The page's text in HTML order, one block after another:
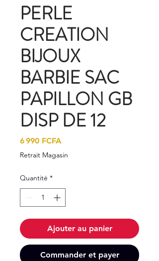
PERLE
CREATION
BIJOUX
BARBIE SAC
PAPILLON GB
DISP DE 12
6 990 FCFA
Retrait Magasin
Quantité *
Ajouter au panier
Commander et payer